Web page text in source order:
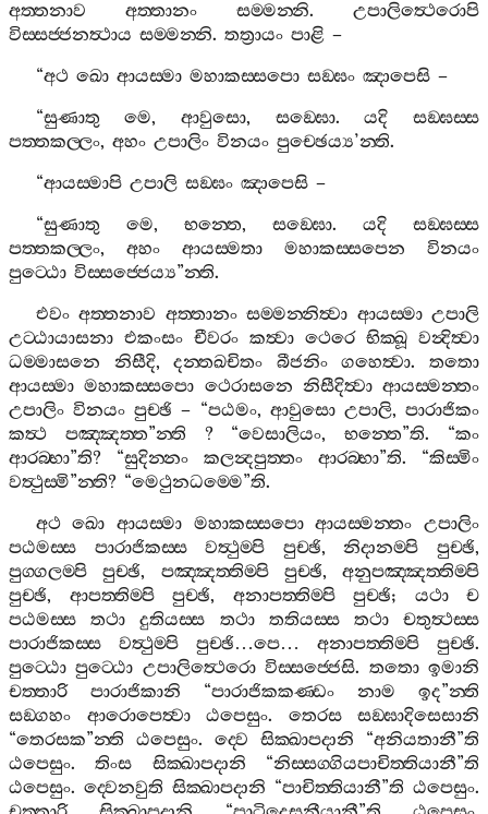
අත‍්තනාව
අත‍්තානං සම‍්මන‍්නි. උපාලිත්‍ථෙරොපි
විස‍්සජ‍්ජනත්‍ථාය සම‍්මන‍්නි. තත්‍රායං පාළි –
“අථ ඛො ආයස‍්මා මහාකස‍්සපො සඞ‍්ඝං ඤාපෙසි–
“සුණාතු මෙ, ආවුසො, සඞ‍්ඝො.යදි
සඞ‍්ඝස‍්ස
පත‍්තකල‍්ලං, අහං උපාලිං විනයං පුච‍්ඡෙය්‍ය’න‍්ති.
“ආයස‍්මාපි උපාලි සඞ‍්ඝං ඤාපෙසි–
“සුණාතු මෙ, භන‍්තෙ, සඞ‍්ඝො. යදි
සඞ‍්ඝස‍්ස
පත‍්තකල‍්ලං, අහං ආයස‍්මතා මහාකස‍්සපෙන
විනයං
පුට‍්ඨො විස‍්සජ‍්ජෙය්‍ය”න‍්ති.
එවං අත‍්තනාව අත‍්තානං සම‍්මන‍්නිත්‍වා ආයස‍්මා උපාලි
උට‍්ඨායාසනා එකංසං චීවරං කත්‍වා ථෙරෙ භික‍්ඛූ වන්‍දිත්‍වා
ධම‍්මාසනෙ
නිසීදි,දන‍්තඛචිතං බීජනිං ගහෙත්‍වා.තතො
ආයස‍්මා මහාකස‍්සපො ථෙරාසනෙ නිසීදිත්‍වා ආයස‍්මන‍්තං
උපාලිං විනයං පුච‍්ඡි – “පඨමං, ආවුසො උපාලි,පාරාජිකං
කත්‍ථ
පඤ‍්ඤත‍්ත”න‍්ති ? “වෙසාලියං,භන‍්තෙ”ති. “කං
ආරබ‍්භා”ති? “සුදින‍්නං කලන්‍දපුත‍්තං ආරබ‍්භා”ති. “කිස‍්මිං
වත්‍ථුස‍්මි”න‍්ති? “මෙථුනධම‍්මෙ”ති.
අථ ඛො ආයස‍්මා මහාකස‍්සපො ආයස‍්මන‍්තං උපාලිං
පඨමස‍්ස
පාරාජිකස‍්ස වත්‍ථුම‍්පි පුච‍්ඡි,නිදානම‍්පි පුච‍්ඡි,
පුග‍්ගලම‍්පි
පුච‍්ඡි, පඤ‍්ඤත‍්තිම‍්පි පුච‍්ඡි, අනුපඤ‍්ඤත‍්තිම‍්පි
පුච‍්ඡි, ආපත‍්තිම‍්පි පුච‍්ඡි, අනාපත‍්තිම‍්පි පුච‍්ඡි; යථා
ච
පඨමස‍්ස
තථා දුතියස‍්ස තථා තතියස‍්ස තථා
චතුත්‍ථස‍්ස
පාරාජිකස‍්ස
වත්‍ථුම‍්පි පුච‍්ඡි…පෙ… අනාපත‍්තිම‍්පි පුච‍්ඡි.
පුට‍්ඨො පුට‍්ඨො උපාලිත්‍ථෙරො විස‍්සජ‍්ජෙසි. තතො ඉමානි
චත‍්තාරි
පාරාජිකානි “පාරාජිකකණ‍්ඩං නාම ඉද”න‍්ති
සඞ‍්ගහං
ආරොපෙත්‍වා ඨපෙසුං. තෙරස
සඞ‍්ඝාදිසෙසානි
“තෙරසක”න‍්ති ඨපෙසුං. ද‍්වෙ සික‍්ඛාපදානි “අනියතානී”ති
ඨපෙසුං.තිංස සික‍්ඛාපදානි “නිස‍්සග‍්ගියපාචිත‍්තියානී”ති
ඨපෙසුං. ද‍්වෙනවුති සික‍්ඛාපදානි “පාචිත‍්තියානී”ති ඨපෙසුං.